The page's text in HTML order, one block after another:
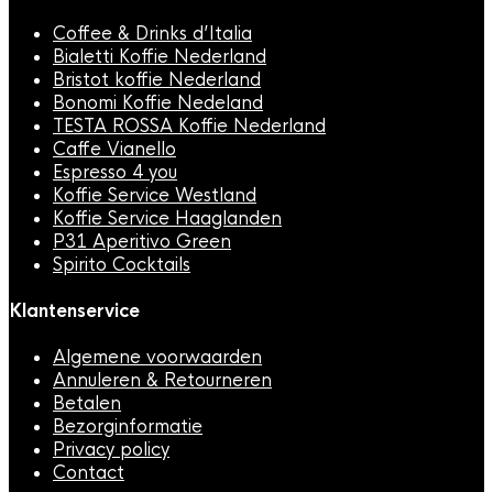
Coffee & Drinks d’Italia
Bialetti Koffie Nederland
Bristot koffie Nederland
Bonomi Koffie Nedeland
TESTA ROSSA Koffie Nederland
Caffe Vianello
Espresso 4 you
Koffie Service Westland
Koffie Service Haaglanden
P31 Aperitivo Green
Spirito Cocktails
Klantenservice
Algemene voorwaarden
Annuleren & Retourneren
Betalen
Bezorginformatie
Privacy policy
Contact